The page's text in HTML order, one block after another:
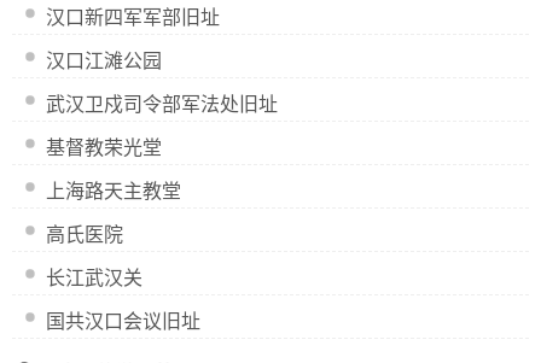
汉口新四军军部旧址
汉口江滩公园
武汉卫戍司令部军法处旧址
基督教荣光堂
上海路天主教堂
高氏医院
长江武汉关
国共汉口会议旧址